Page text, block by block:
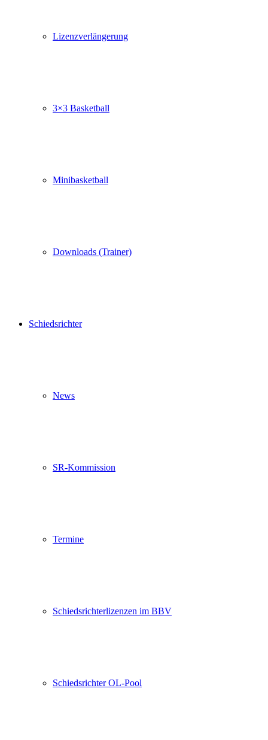
Lizenzverlängerung
3×3 Basketball
Minibasketball
Downloads (Trainer)
Schiedsrichter
News
SR-Kommission
Termine
Schiedsrichterlizenzen im BBV
Schiedsrichter OL-Pool